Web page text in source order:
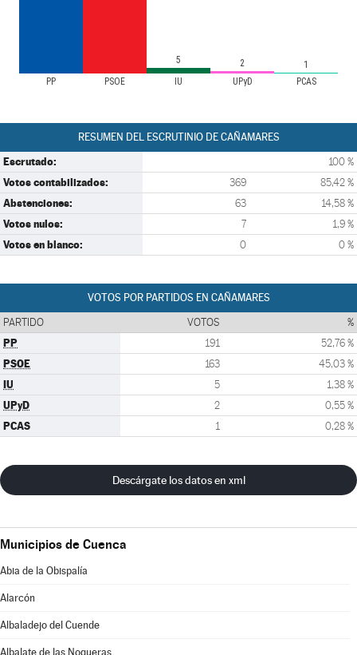
PP PSOE IU UPyD PCAS
5 2 1
RESUMEN DEL ESCRUTINIO DE CAÑAMARES
Escrutado: 100 %
Votos contabilizados: 369 85,42 %
Abstenciones: 63 14,58 %
Votos nulos: 7 1,9 %
Votos en blanco: 0 0 %
VOTOS POR PARTIDOS EN CAÑAMARES
PARTIDO VOTOS %
PP 191 52,76 %
PSOE 163 45,03 %
IU 5 1,38 %
UPyD 2 0,55 %
PCAS 1 0,28 %
Descárgate los datos en xml
Municipios de Cuenca
Abia de la Obispalía
Alarcón
Albaladejo del Cuende
Albalate de las Nogueras